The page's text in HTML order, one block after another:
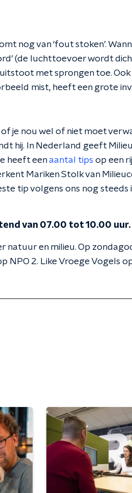
nog van ‘fout stoken’.
(de luchttoevoer wordt
met sprongen toe. Ook
mist, heeft een grote
je nou wel of niet moet
hij. In Nederland geeft
heeft eenaantal tips op een
Mariken Stolk van
tip volgens ons nog steeds
van 07.00 tot 10.00 uur.
natuur en milieu. Op
NPO 2. Like Vroege Vogels